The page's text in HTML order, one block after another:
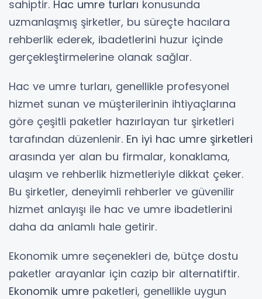
sahiptir. Hac umre turları konusunda
uzmanlaşmış şirketler, bu süreçte hacılara
rehberlik ederek, ibadetlerini huzur içinde
gerçekleştirmelerine olanak sağlar.
Hac ve umre turları, genellikle profesyonel
hizmet sunan ve müşterilerinin ihtiyaçlarına
göre çeşitli paketler hazırlayan tur şirketleri
tarafından düzenlenir. En iyi hac umre şirketleri
arasında yer alan bu firmalar, konaklama,
ulaşım ve rehberlik hizmetleriyle dikkat çeker.
Bu şirketler, deneyimli rehberler ve güvenilir
hizmet anlayışı ile hac ve umre ibadetlerini
daha da anlamlı hale getirir.
Ekonomik umre seçenekleri de, bütçe dostu
paketler arayanlar için cazip bir alternatiftir.
Ekonomik umre paketleri, genellikle uygun